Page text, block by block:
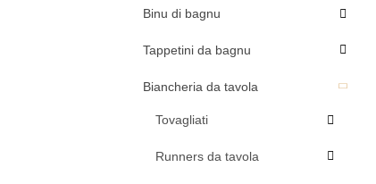
Binu di bagnu
Tappetini da bagnu
Biancheria da tavola
Tovagliati
Runners da tavola